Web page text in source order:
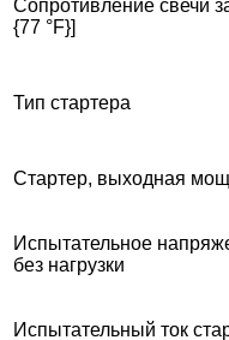
Сопротивление свечи
{77 °F}]
Тип стартера
Стартер, выходная
Испытательное
без нагрузки
Испытательный ток